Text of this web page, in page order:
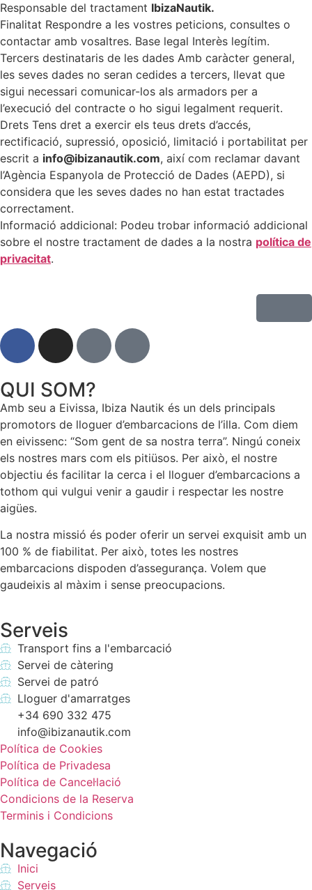
Responsable del tractament IbizaNautik.
Finalitat Respondre a les vostres peticions, consultes o
contactar amb vosaltres. Base legal Interès legítim.
Tercers destinataris de les dades Amb caràcter general,
les seves dades no seran cedides a tercers, llevat que
sigui necessari comunicar-los als armadors per a
l’execució del contracte o ho sigui legalment requerit.
Drets Tens dret a exercir els teus drets d’accés,
rectificació, supressió, oposició, limitació i portabilitat per
escrit a info@ibizanautik.com, així com reclamar davant
l’Agència Espanyola de Protecció de Dades (AEPD), si
considera que les seves dades no han estat tractades
correctament.
Informació addicional: Podeu trobar informació addicional
sobre el nostre tractament de dades a la nostra política de
privacitat.
QUI SOM?
Amb seu a Eivissa, Ibiza Nautik és un dels principals
promotors de lloguer d’embarcacions de l’illa. Com diem
en eivissenc: “Som gent de sa nostra terra”. Ningú coneix
els nostres mars com els pitiüsos. Per això, el nostre
objectiu és facilitar la cerca i el lloguer d’embarcacions a
tothom qui vulgui venir a gaudir i respectar les nostre
aigües.
La nostra missió és poder oferir un servei exquisit amb un
100 % de fiabilitat. Per això, totes les nostres
embarcacions dispoden d’assegurança. Volem que
gaudeixis al màxim i sense preocupacions.
Serveis
Transport fins a l'embarcació
Servei de càtering
Servei de patró
Lloguer d'amarratges
+34 690 332 475
info@ibizanautik.com
Política de Cookies
Política de Privadesa
Política de Cancel·lació
Condicions de la Reserva
Terminis i Condicions
Navegació
Inici
Serveis